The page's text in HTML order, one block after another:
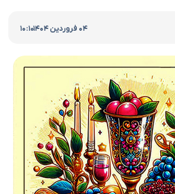
04 فروردین 1404 |
10:10